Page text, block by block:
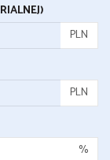
PLN
PLN
%